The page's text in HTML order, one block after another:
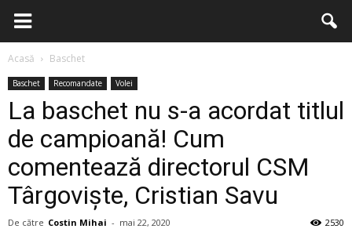
Acasă Baschet
Baschet Recomandate Volei
La baschet nu s-a acordat titlul
de campioană! Cum
comentează directorul CSM
Târgoviște, Cristian Savu
De către Costin Mihai - mai 22, 2020 2530